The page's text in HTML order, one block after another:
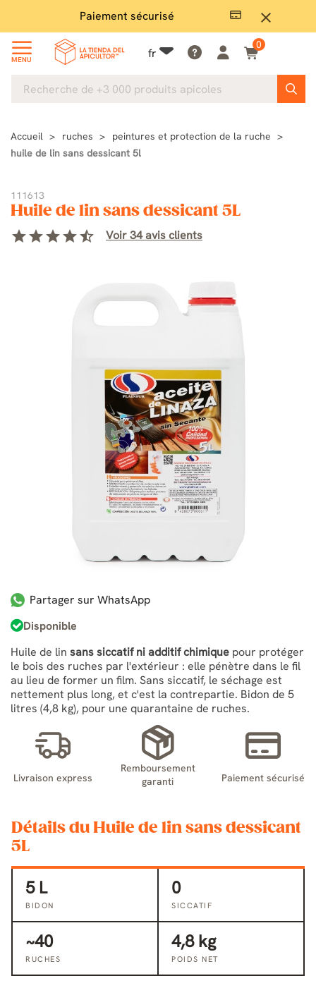
close
Paiement sécurisé
MENU fr
0
Accueil ruches
peintures et protection de la ruche
huile de lin sans dessicant 5l
111613
Huile de lin sans dessicant 5L
starstarstarstarstar_half Voir 34 avis clients
Partager sur WhatsApp
Disponible
Huile de lin sans siccatif ni additif chimique pour protéger
le bois des ruches par l'extérieur : elle pénètre dans le fil
au lieu de former un film. Sans siccatif, le séchage est
nettement plus long, et c'est la contrepartie. Bidon de 5
litres (4,8 kg), pour une quarantaine de ruches.
Livraison express
Remboursement
garanti
Paiement sécurisé
Détails du Huile de lin sans dessicant
5L
5 L
BIDON
0
SICCATIF
~40
RUCHES
4,8 kg
POIDS NET